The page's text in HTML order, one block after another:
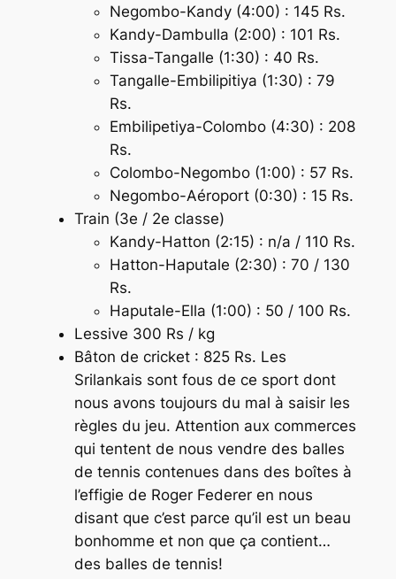
Negombo-Kandy (4:00) : 145 Rs.
Kandy-Dambulla (2:00) : 101 Rs.
Tissa-Tangalle (1:30) : 40 Rs.
Tangalle-Embilipitiya (1:30) : 79
Rs.
Embilipetiya-Colombo (4:30) : 208
Rs.
Colombo-Negombo (1:00) : 57 Rs.
Negombo-Aéroport (0:30) : 15 Rs.
Train (3e / 2e classe)
Kandy-Hatton (2:15) : n/a / 110 Rs.
Hatton-Haputale (2:30) : 70 / 130
Rs.
Haputale-Ella (1:00) : 50 / 100 Rs.
Lessive 300 Rs / kg
Bâton de cricket : 825 Rs. Les
Srilankais sont fous de ce sport dont
nous avons toujours du mal à saisir les
règles du jeu. Attention aux commerces
qui tentent de nous vendre des balles
de tennis contenues dans des boîtes à
l’effigie de Roger Federer en nous
disant que c’est parce qu’il est un beau
bonhomme et non que ça contient…
des balles de tennis!